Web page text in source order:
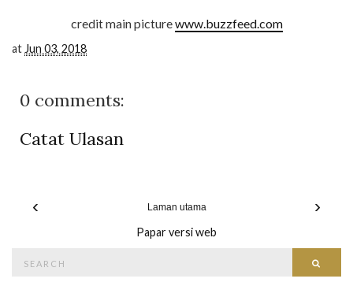
credit main picturewww.buzzfeed.com
at Jun 03, 2018
0 comments:
Catat Ulasan
‹ ›
Laman utama
Papar versi web
for: